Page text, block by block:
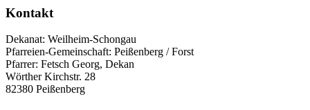
Kontakt
Dekanat: Weilheim-Schongau
Pfarreien-Gemeinschaft: Peißenberg / Forst
Pfarrer: Fetsch Georg, Dekan
Wörther Kirchstr. 28
82380 Peißenberg